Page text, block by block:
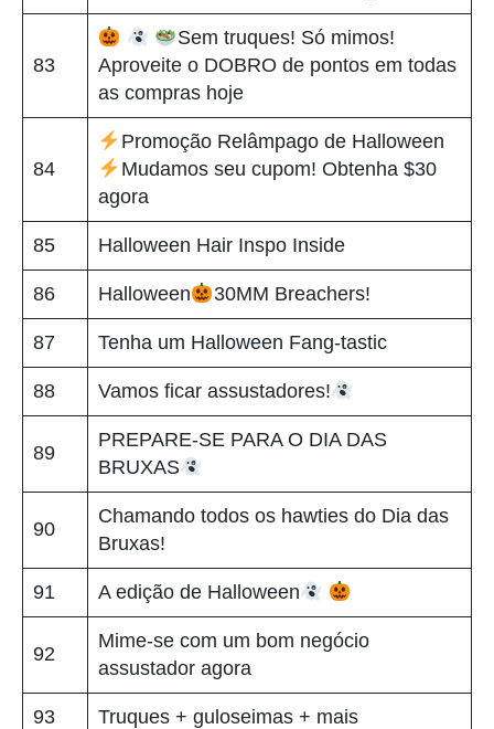
83
Sem truques! Só mimos!
Aproveite o DOBRO de pontos em todas
as compras hoje
84
Promoção Relâmpago de Halloween
Mudamos seu cupom! Obtenha $30
agora
85 Halloween Hair Inspo Inside
86 Halloween 30MM Breachers!
87 Tenha um Halloween Fang-tastic
88 Vamos ficar assustadores!
89
PREPARE-SE PARA O DIA DAS
BRUXAS
90
Chamando todos os hawties do Dia das
Bruxas!
91 A edição de Halloween
92
Mime-se com um bom negócio
assustador agora
93 Truques + guloseimas + mais